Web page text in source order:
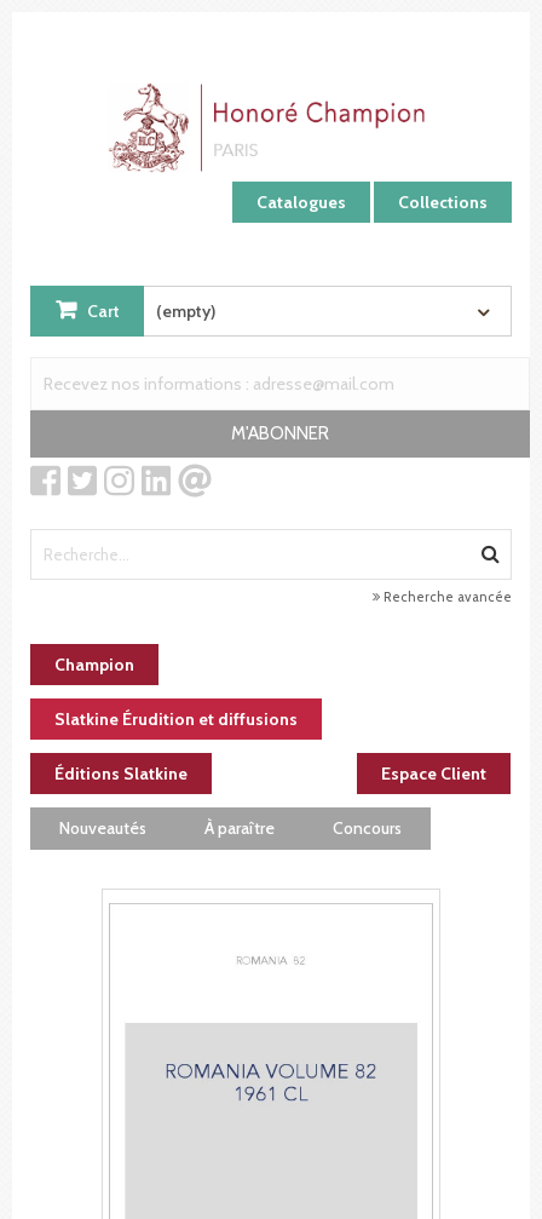
Catalogues Collections
Cart (empty)
M'ABONNER
Recherche avancée
Champion
Slatkine Érudition et diffusions
Éditions Slatkine Espace Client
Nouveautés À paraître Concours